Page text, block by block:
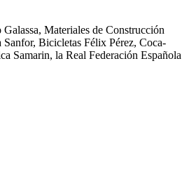
Materiales de Construcción
Bicicletas Félix Pérez, Coca-
Samarin, la Real Federación Española